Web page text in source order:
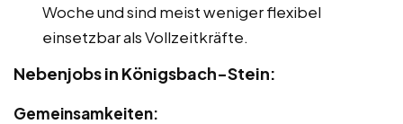
Woche und sind meist weniger flexibel
einsetzbar als Vollzeitkräfte.
Nebenjobs in Königsbach-Stein:
Gemeinsamkeiten: